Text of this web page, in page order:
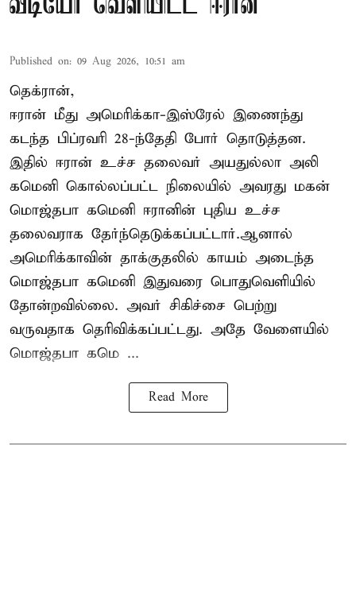
வீடியோ வெளியிட்ட ஈரான்
Published on: 09 Aug 2026, 10:51 am
தெக்ரான்,
ஈரான் மீது அமெரிக்கா-இஸ்ரேல் இணைந்து
கடந்த பிப்ரவரி 28-ந்தேதி போர் தொடுத்தன.
இதில் ஈரான் உச்ச தலைவர் அயதுல்லா அலி
கமெனி கொல்லப்பட்ட நிலையில் அவரது மகன்
மொஜ்தபா கமெனி ஈரானின் புதிய உச்ச
தலைவராக தேர்ந்தெடுக்கப்பட்டார்.ஆனால்
அமெரிக்காவின் தாக்குதலில் காயம் அடைந்த
மொஜ்தபா கமெனி இதுவரை பொதுவெளியில்
தோன்றவில்லை. அவர் சிகிச்சை பெற்று
வருவதாக தெரிவிக்கப்பட்டது. அதே வேளையில்
மொஜ்தபா கமெ ...
Read More